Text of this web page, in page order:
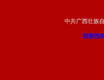
中共广西壮族
我要投